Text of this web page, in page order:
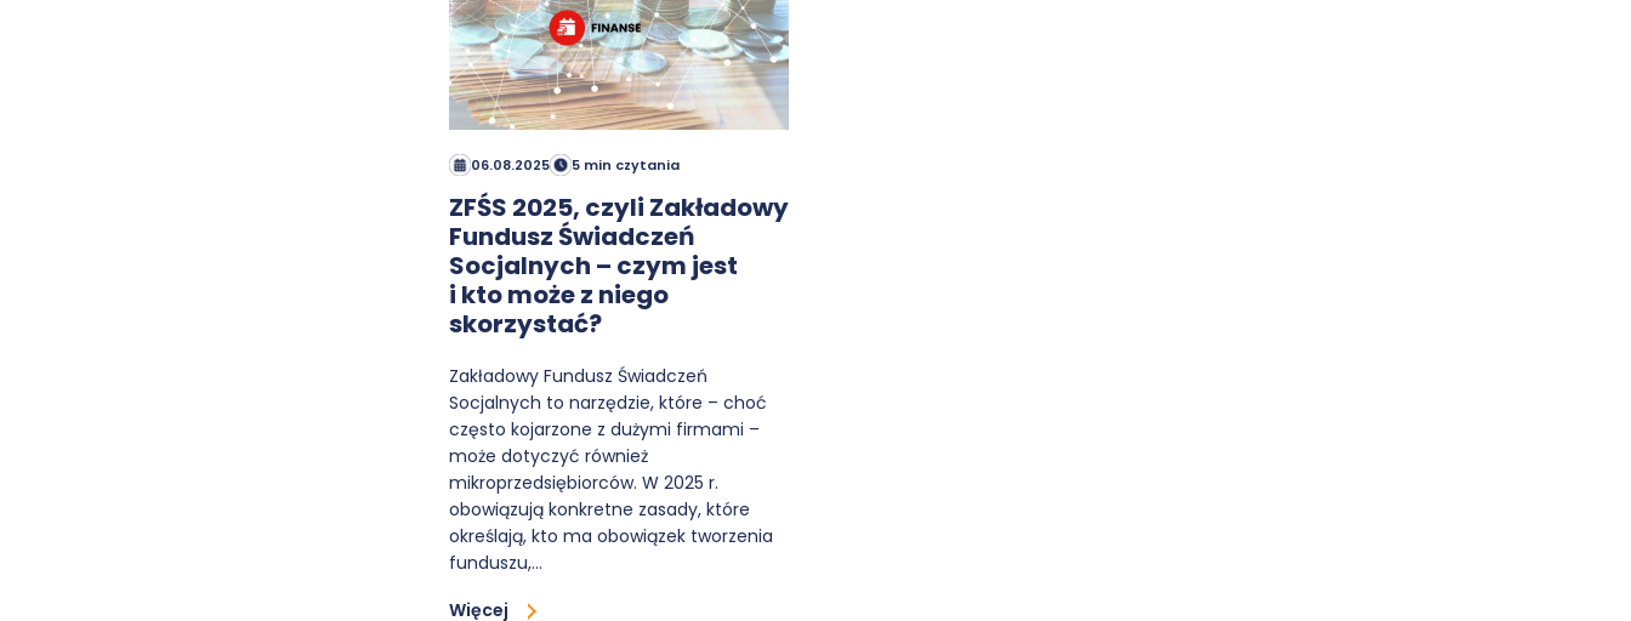
06.08.2025 5 min czytania
ZFŚS 2025, czyli Zakładowy
Fundusz Świadczeń
Socjalnych – czym jest
i kto może z niego
skorzystać?
Zakładowy Fundusz Świadczeń
Socjalnych to narzędzie, które – choć
często kojarzone z dużymi firmami –
może dotyczyć również
mikroprzedsiębiorców. W 2025 r.
obowiązują konkretne zasady, które
określają, kto ma obowiązek tworzenia
funduszu,…
Więcej